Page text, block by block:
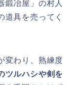
鍛冶屋」の村人
道具を売ってく
変わり、熟練度
ツルハシや剣を